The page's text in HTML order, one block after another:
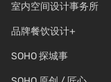
室内空间设计事务所
品牌餐饮设计+
SOHO 探城事